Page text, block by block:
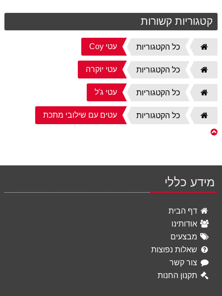
קטגוריות קשורות
דף
הבית
כל הקטגוריות עטי Coy
דף
הבית
כל הקטגוריות עטי יוקרה
דף
הבית
כל הקטגוריות עטי ג'ל
דף
הבית
כל הקטגוריות עטים עם שילובי מתכת
מידע כללי
דף הבית
אודותינו
מבצעים
שאלות נפוצות
צור קשר
תקנון החנות